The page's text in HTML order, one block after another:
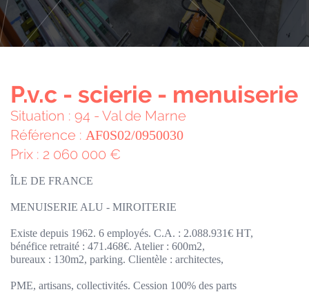
P.v.c - scierie - menuiserie
Situation : 94 - Val de Marne
Référence : AF0S02/0950030
Prix : 2 060 000 €
ÎLE DE FRANCE
MENUISERIE ALU - MIROITERIE
Existe depuis 1962. 6 employés. C.A. : 2.088.931€ HT,
bénéfice retraité : 471.468€. Atelier : 600m2,
bureaux : 130m2, parking. Clientèle : architectes,
PME, artisans, collectivités. Cession 100% des parts